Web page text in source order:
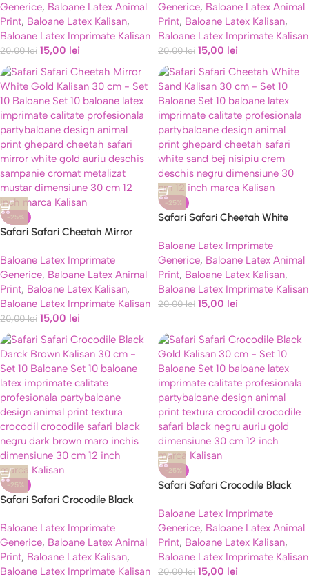
Generice, Baloane Latex Animal
Print, Baloane Latex Kalisan,
Baloane Latex Imprimate Kalisan
20,00lei 15,00 lei
Generice, Baloane Latex Animal
Print, Baloane Latex Kalisan,
Baloane Latex Imprimate Kalisan
20,00lei 15,00 lei
-25%
Safari Safari Cheetah Mirror
10 Baloane
Baloane Latex Imprimate
Generice, Baloane Latex Animal
Print, Baloane Latex Kalisan,
Baloane Latex Imprimate Kalisan
20,00lei 15,00 lei
-25%
Safari Safari Cheetah White
Baloane
Baloane Latex Imprimate
Generice, Baloane Latex Animal
Print, Baloane Latex Kalisan,
Baloane Latex Imprimate Kalisan
20,00lei 15,00 lei
-25%
Safari Safari Crocodile Black
Set 10 Baloane
Baloane Latex Imprimate
Generice, Baloane Latex Animal
Print, Baloane Latex Kalisan,
Baloane Latex Imprimate Kalisan
-25%
Safari Safari Crocodile Black
Baloane
Baloane Latex Imprimate
Generice, Baloane Latex Animal
Print, Baloane Latex Kalisan,
Baloane Latex Imprimate Kalisan
20,00lei 15,00 lei